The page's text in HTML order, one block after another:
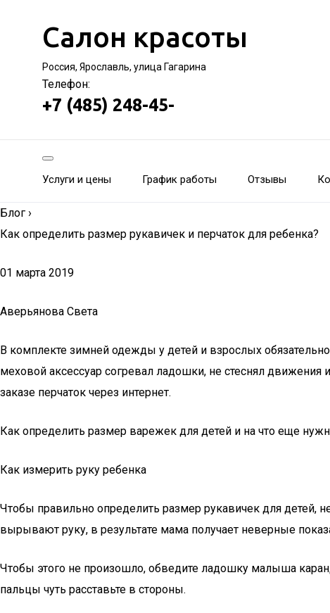
Салон красоты
Россия, Ярославль, улица Гагарина
Телефон:
+7 (485) 248-45-
Услуги и цены График работы Отзывы
Блог ›
Как определить размер рукавичек и перчаток для ребенка?
01 марта 2019
Аверьянова Света
В комплекте зимней одежды у детей и взрослых
меховой аксессуар согревал ладошки, не стеснял
заказе перчаток через интернет.
Как определить размер варежек для детей и на что еще
Как измерить руку ребенка
Чтобы правильно определить размер рукавичек для
вырывают руку, в результате мама получает неверные
Чтобы этого не произошло, обведите ладошку малыша
пальцы чуть расставьте в стороны.